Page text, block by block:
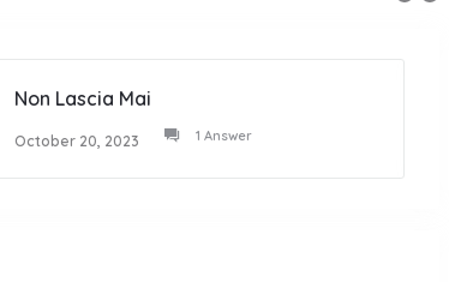
Non Lascia Mai
October 20, 2023 1 Answer